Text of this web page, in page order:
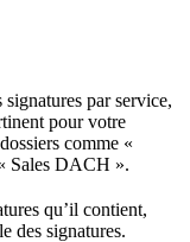
par service,
pour votre
comme «
Sales DACH ».
qu’il contient,
des signatures.